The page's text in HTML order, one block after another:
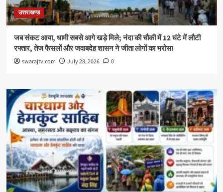
उत्तराखण्ड
जब संकट आया, धामी सबसे आगे खड़े मिले; नंदा की चौकी में 12 घंटे में लौटी
रफ्तार, तेज फैसलों और जवाबदेह शासन ने जीता लोगों का भरोसा
swarajtv.com July 28, 2026 0